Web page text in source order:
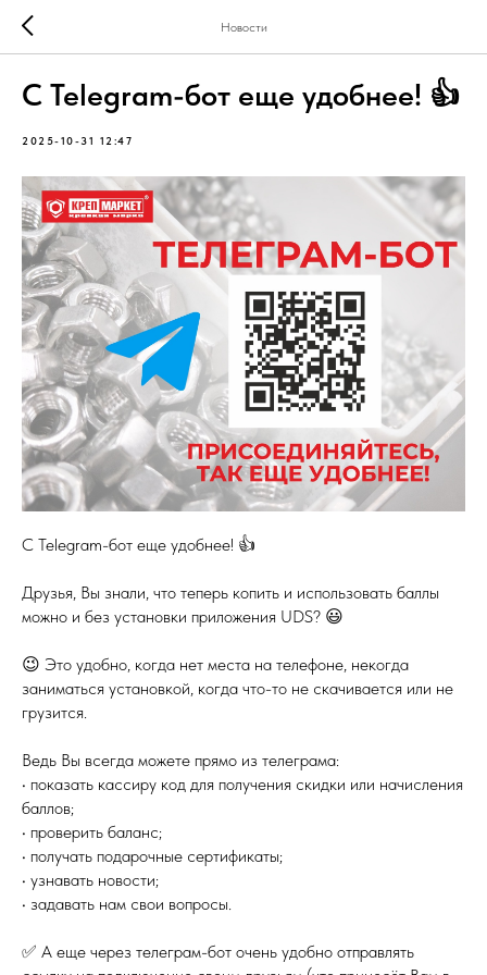
Новости
С Telegram-бот еще удобнее! 👍
2025-10-31 12:47
С Telegram-бот еще удобнее! 👍
Друзья, Вы знали, что теперь копить и использовать баллы
можно и без установки приложения UDS? 😃
😉 Это удобно, когда нет места на телефоне, некогда
заниматься установкой, когда что-то не скачивается или не
грузится.
Ведь Вы всегда можете прямо из телеграма:
• показать кассиру код для получения скидки или начисления
баллов;
• проверить баланс;
• получать подарочные сертификаты;
• узнавать новости;
• задавать нам свои вопросы.
✅ А еще через телеграм-бот очень удобно отправлять